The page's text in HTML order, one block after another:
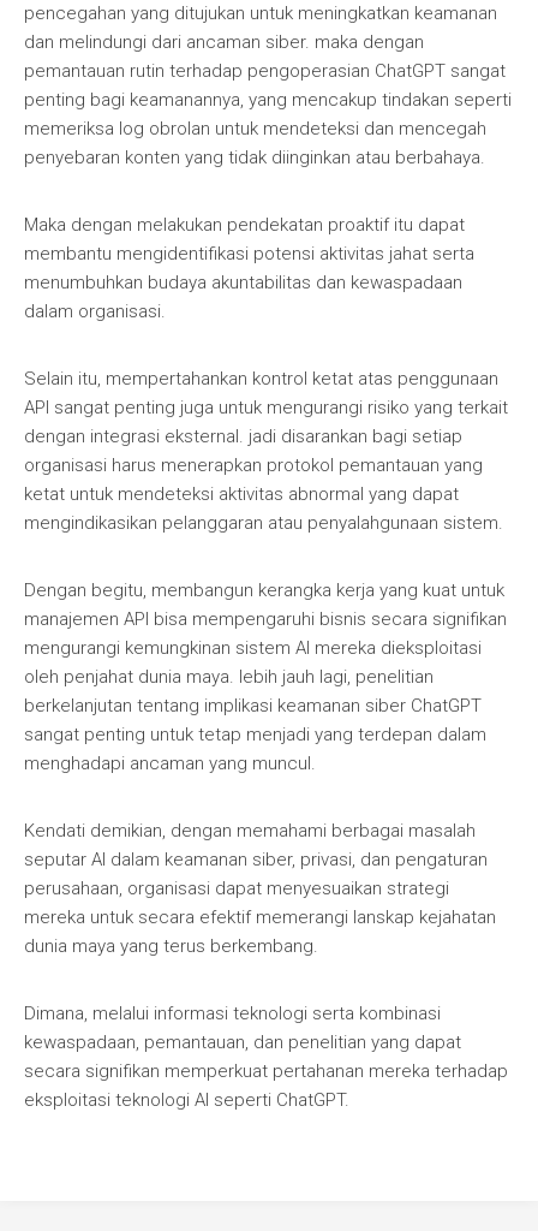
pencegahan yang ditujukan untuk meningkatkan keamanan
dan melindungi dari ancaman siber. maka dengan
pemantauan rutin terhadap pengoperasian ChatGPT sangat
penting bagi keamanannya, yang mencakup tindakan seperti
memeriksa log obrolan untuk mendeteksi dan mencegah
penyebaran konten yang tidak diinginkan atau berbahaya.
Maka dengan melakukan pendekatan proaktif itu dapat
membantu mengidentifikasi potensi aktivitas jahat serta
menumbuhkan budaya akuntabilitas dan kewaspadaan
dalam organisasi.
Selain itu, mempertahankan kontrol ketat atas penggunaan
API sangat penting juga untuk mengurangi risiko yang terkait
dengan integrasi eksternal. jadi disarankan bagi setiap
organisasi harus menerapkan protokol pemantauan yang
ketat untuk mendeteksi aktivitas abnormal yang dapat
mengindikasikan pelanggaran atau penyalahgunaan sistem.
Dengan begitu, membangun kerangka kerja yang kuat untuk
manajemen API bisa mempengaruhi bisnis secara signifikan
mengurangi kemungkinan sistem AI mereka dieksploitasi
oleh penjahat dunia maya. lebih jauh lagi, penelitian
berkelanjutan tentang implikasi keamanan siber ChatGPT
sangat penting untuk tetap menjadi yang terdepan dalam
menghadapi ancaman yang muncul.
Kendati demikian, dengan memahami berbagai masalah
seputar AI dalam keamanan siber, privasi, dan pengaturan
perusahaan, organisasi dapat menyesuaikan strategi
mereka untuk secara efektif memerangi lanskap kejahatan
dunia maya yang terus berkembang.
Dimana, melalui informasi teknologi serta kombinasi
kewaspadaan, pemantauan, dan penelitian yang dapat
secara signifikan memperkuat pertahanan mereka terhadap
eksploitasi teknologi AI seperti ChatGPT.